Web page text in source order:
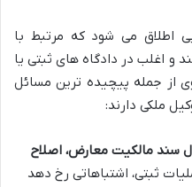
اطلاق می شود که مرتبط با
و اغلب در دادگاه های ثبتی یا
از جمله پیچیده ترین مسائل
ملکی دارند:
سند مالکیت معارض، اصلاح
ثبتی، اشتباهاتی رخ دهد